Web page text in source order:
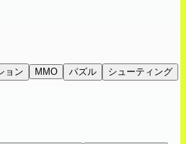
ョン MMO パズル
シューティング